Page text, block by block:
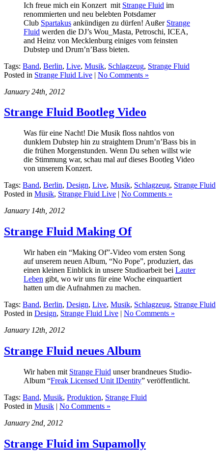
Ich freue mich ein Konzert mit Strange Fluid im
renommierten und neu belebten Potsdamer
Club Spartakus ankündigen zu dürfen! Außer Strange
Fluid werden die DJ’s Wou_Masta, Petroschi, ICEA,
and Heinz von Mecklenburg einiges vom feinsten
Dubstep und Drum’n’Bass bieten.
Tags: Band, Berlin, Live, Musik, Schlagzeug, Strange Fluid
Posted in Strange Fluid Live | No Comments »
January 24th, 2012
Strange Fluid Bootleg Video
Was für eine Nacht! Die Musik floss nahtlos von
dunklem Dubstep hin zu straightem Drum’n’Bass bis in
die frühen Morgenstunden. Wenn Du sehen willst wie
die Stimmung war, schau mal auf dieses Bootleg Video
von unserem Konzert.
Tags: Band, Berlin, Design, Live, Musik, Schlagzeug, Strange Fluid
Posted in Musik, Strange Fluid Live | No Comments »
January 14th, 2012
Strange Fluid Making Of
Wir haben ein “Making Of”-Video vom ersten Song
auf unserem neuen Album, “No Pope”, produziert, das
einen kleinen Einblick in unsere Studioarbeit bei Lauter
Leben gibt, wo wir uns für eine Woche einquartiert
hatten um die Aufnahmen zu machen.
Tags: Band, Berlin, Design, Live, Musik, Schlagzeug, Strange Fluid
Posted in Design, Strange Fluid Live | No Comments »
January 12th, 2012
Strange Fluid neues Album
Wir haben mit Strange Fluid unser brandneues Studio-
Album “Freak Licensed Unit IDentity” veröffentlicht.
Tags: Band, Musik, Produktion, Strange Fluid
Posted in Musik | No Comments »
January 2nd, 2012
Strange Fluid im Supamolly